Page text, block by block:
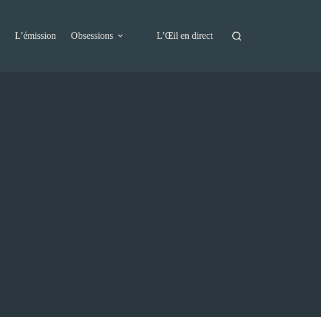
L’émission Obsessions L’Œil en direct